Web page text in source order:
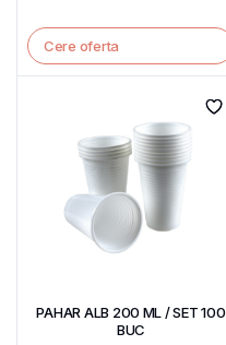
Cere oferta
PAHAR ALB 200 ML / SET 100
BUC